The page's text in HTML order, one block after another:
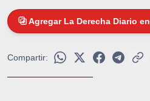
Agregar La Derecha Diario en
Compartir: